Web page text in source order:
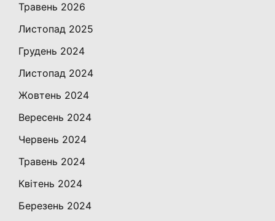
Травень 2026
Листопад 2025
Грудень 2024
Листопад 2024
Жовтень 2024
Вересень 2024
Червень 2024
Травень 2024
Квітень 2024
Березень 2024